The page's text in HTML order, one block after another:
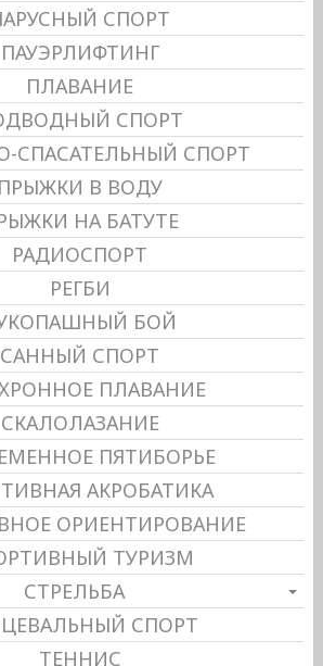
СПОРТ
ПАУЭРЛИФТИНГ
ПЛАВАНИЕ
СПОРТ
СПАСАТЕЛЬНЫЙ СПОРТ
ПРЫЖКИ В ВОДУ
НА БАТУТЕ
РАДИОСПОРТ
РЕГБИ
БОЙ
САННЫЙ СПОРТ
ПЛАВАНИЕ
СКАЛОЛАЗАНИЕ
ПЯТИБОРЬЕ
АКРОБАТИКА
ОРИЕНТИРОВАНИЕ
ТУРИЗМ
СТРЕЛЬБА
СПОРТ
ТЕННИС